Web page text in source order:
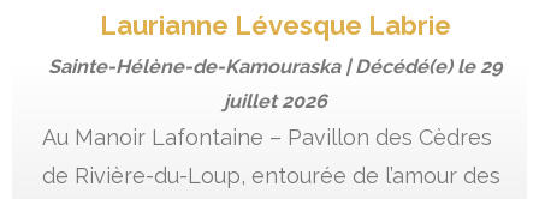
Laurianne Lévesque Labrie
Sainte-Hélène-de-Kamouraska | Décédé(e) le 29
juillet 2026
Au Manoir Lafontaine – Pavillon des Cèdres
de Rivière-du-Loup, entourée de l’amour des